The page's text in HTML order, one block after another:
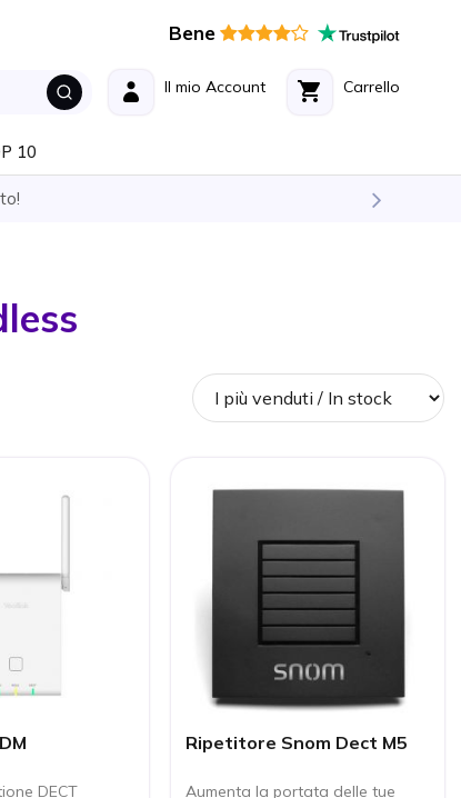
Bene
Carrello
Il mio Account
10
DECT
Ripetitore Snom Dect M5
Aumenta la portata delle tue